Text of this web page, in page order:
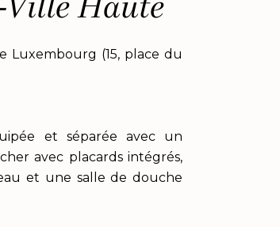
(15, place du
et séparée avec un
avec placards intégrés,
et une salle de douche